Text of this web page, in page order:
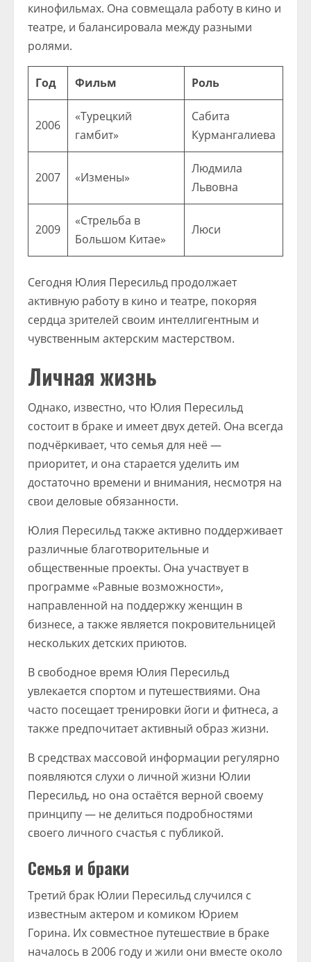
кинофильмах. Она совмещала работу в кино и
театре, и балансировала между разными
ролями.
Год Фильм Роль
2006
«Турецкий
гамбит»
Сабита
Курмангалиева
2007 «Измены»
Людмила
Львовна
2009
«Стрельба в
Большом Китае»
Люси
Сегодня Юлия Пересильд продолжает
активную работу в кино и театре, покоряя
сердца зрителей своим интеллигентным и
чувственным актерским мастерством.
Личная жизнь
Однако, известно, что Юлия Пересильд
состоит в браке и имеет двух детей. Она всегда
подчёркивает, что семья для неё —
приоритет, и она старается уделить им
достаточно времени и внимания, несмотря на
свои деловые обязанности.
Юлия Пересильд также активно поддерживает
различные благотворительные и
общественные проекты. Она участвует в
программе «Равные возможности»,
направленной на поддержку женщин в
бизнесе, а также является покровительницей
нескольких детских приютов.
В свободное время Юлия Пересильд
увлекается спортом и путешествиями. Она
часто посещает тренировки йоги и фитнеса, а
также предпочитает активный образ жизни.
В средствах массовой информации регулярно
появляются слухи о личной жизни Юлии
Пересильд, но она остаётся верной своему
принципу — не делиться подробностями
своего личного счастья с публикой.
Семья и браки
Третий брак Юлии Пересильд случился с
известным актером и комиком Юрием
Горина. Их совместное путешествие в браке
началось в 2006 году и жили они вместе около